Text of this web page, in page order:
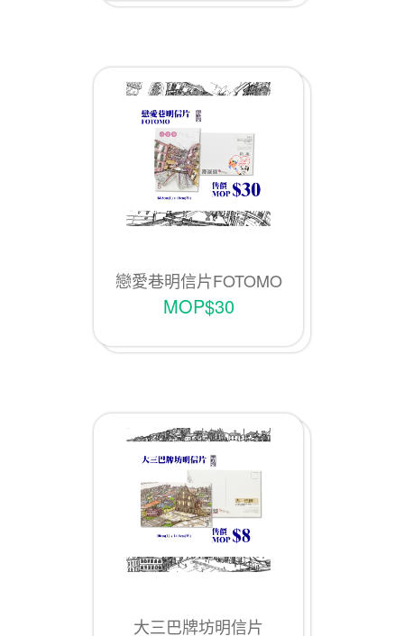
戀愛巷明信片FOTOMO
MOP$30
大三巴牌坊明信片